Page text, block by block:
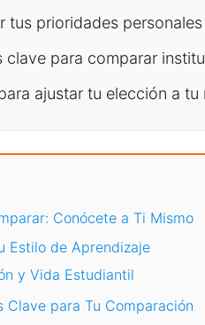
tus prioridades
clave para comparar
ajustar tu elección a
Conócete a Ti Mismo
Estilo de Aprendizaje
y Vida Estudiantil
Clave para Tu Comparación